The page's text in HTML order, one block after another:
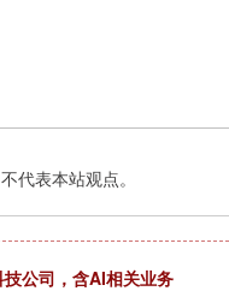
代表本站观点。
公司，含AI相关业务